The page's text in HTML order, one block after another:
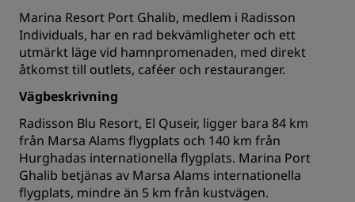
Marina Resort Port Ghalib, medlem i Radisson
Individuals, har en rad bekvämligheter och ett
utmärkt läge vid hamnpromenaden, med direkt
åtkomst till outlets, caféer och restauranger.
Vägbeskrivning
Radisson Blu Resort, El Quseir, ligger bara 84 km
från Marsa Alams flygplats och 140 km från
Hurghadas internationella flygplats. Marina Port
Ghalib betjänas av Marsa Alams internationella
flygplats, mindre än 5 km från kustvägen.